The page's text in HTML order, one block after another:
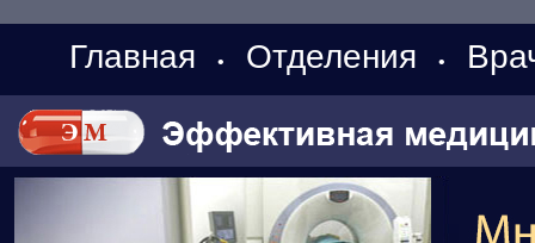
Главная • Отделения •